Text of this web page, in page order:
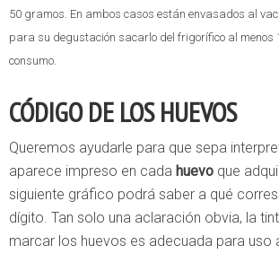
50 gramos. En ambos casos están envasados al
para su degustación sacarlo del frigorífico al menos
consumo.
CÓDIGO DE LOS HUEVOS
Queremos ayudarle para que sepa
aparece impreso en cada huevo que
siguiente gráfico podrá saber a qué
dígito. Tan solo una aclaración obvia, la
marcar los huevos es adecuada para uso